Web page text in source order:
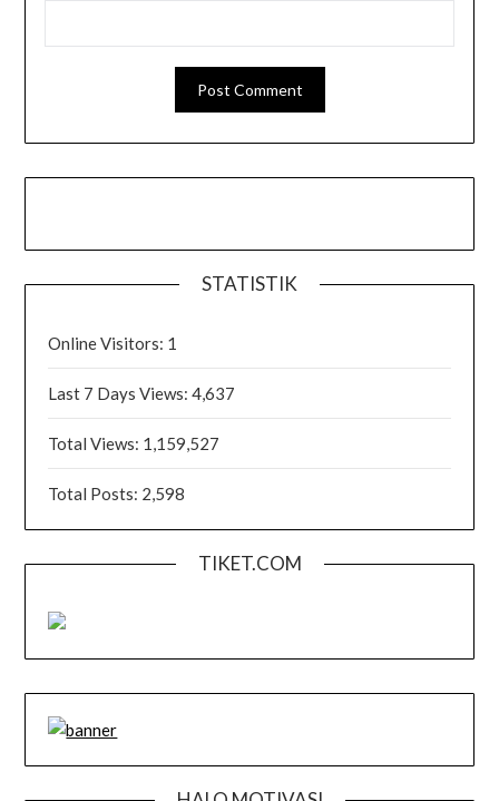
STATISTIK
Online Visitors: 1
Last 7 Days Views:4,637
Total Views: 1,159,527
Total Posts: 2,598
TIKET.COM